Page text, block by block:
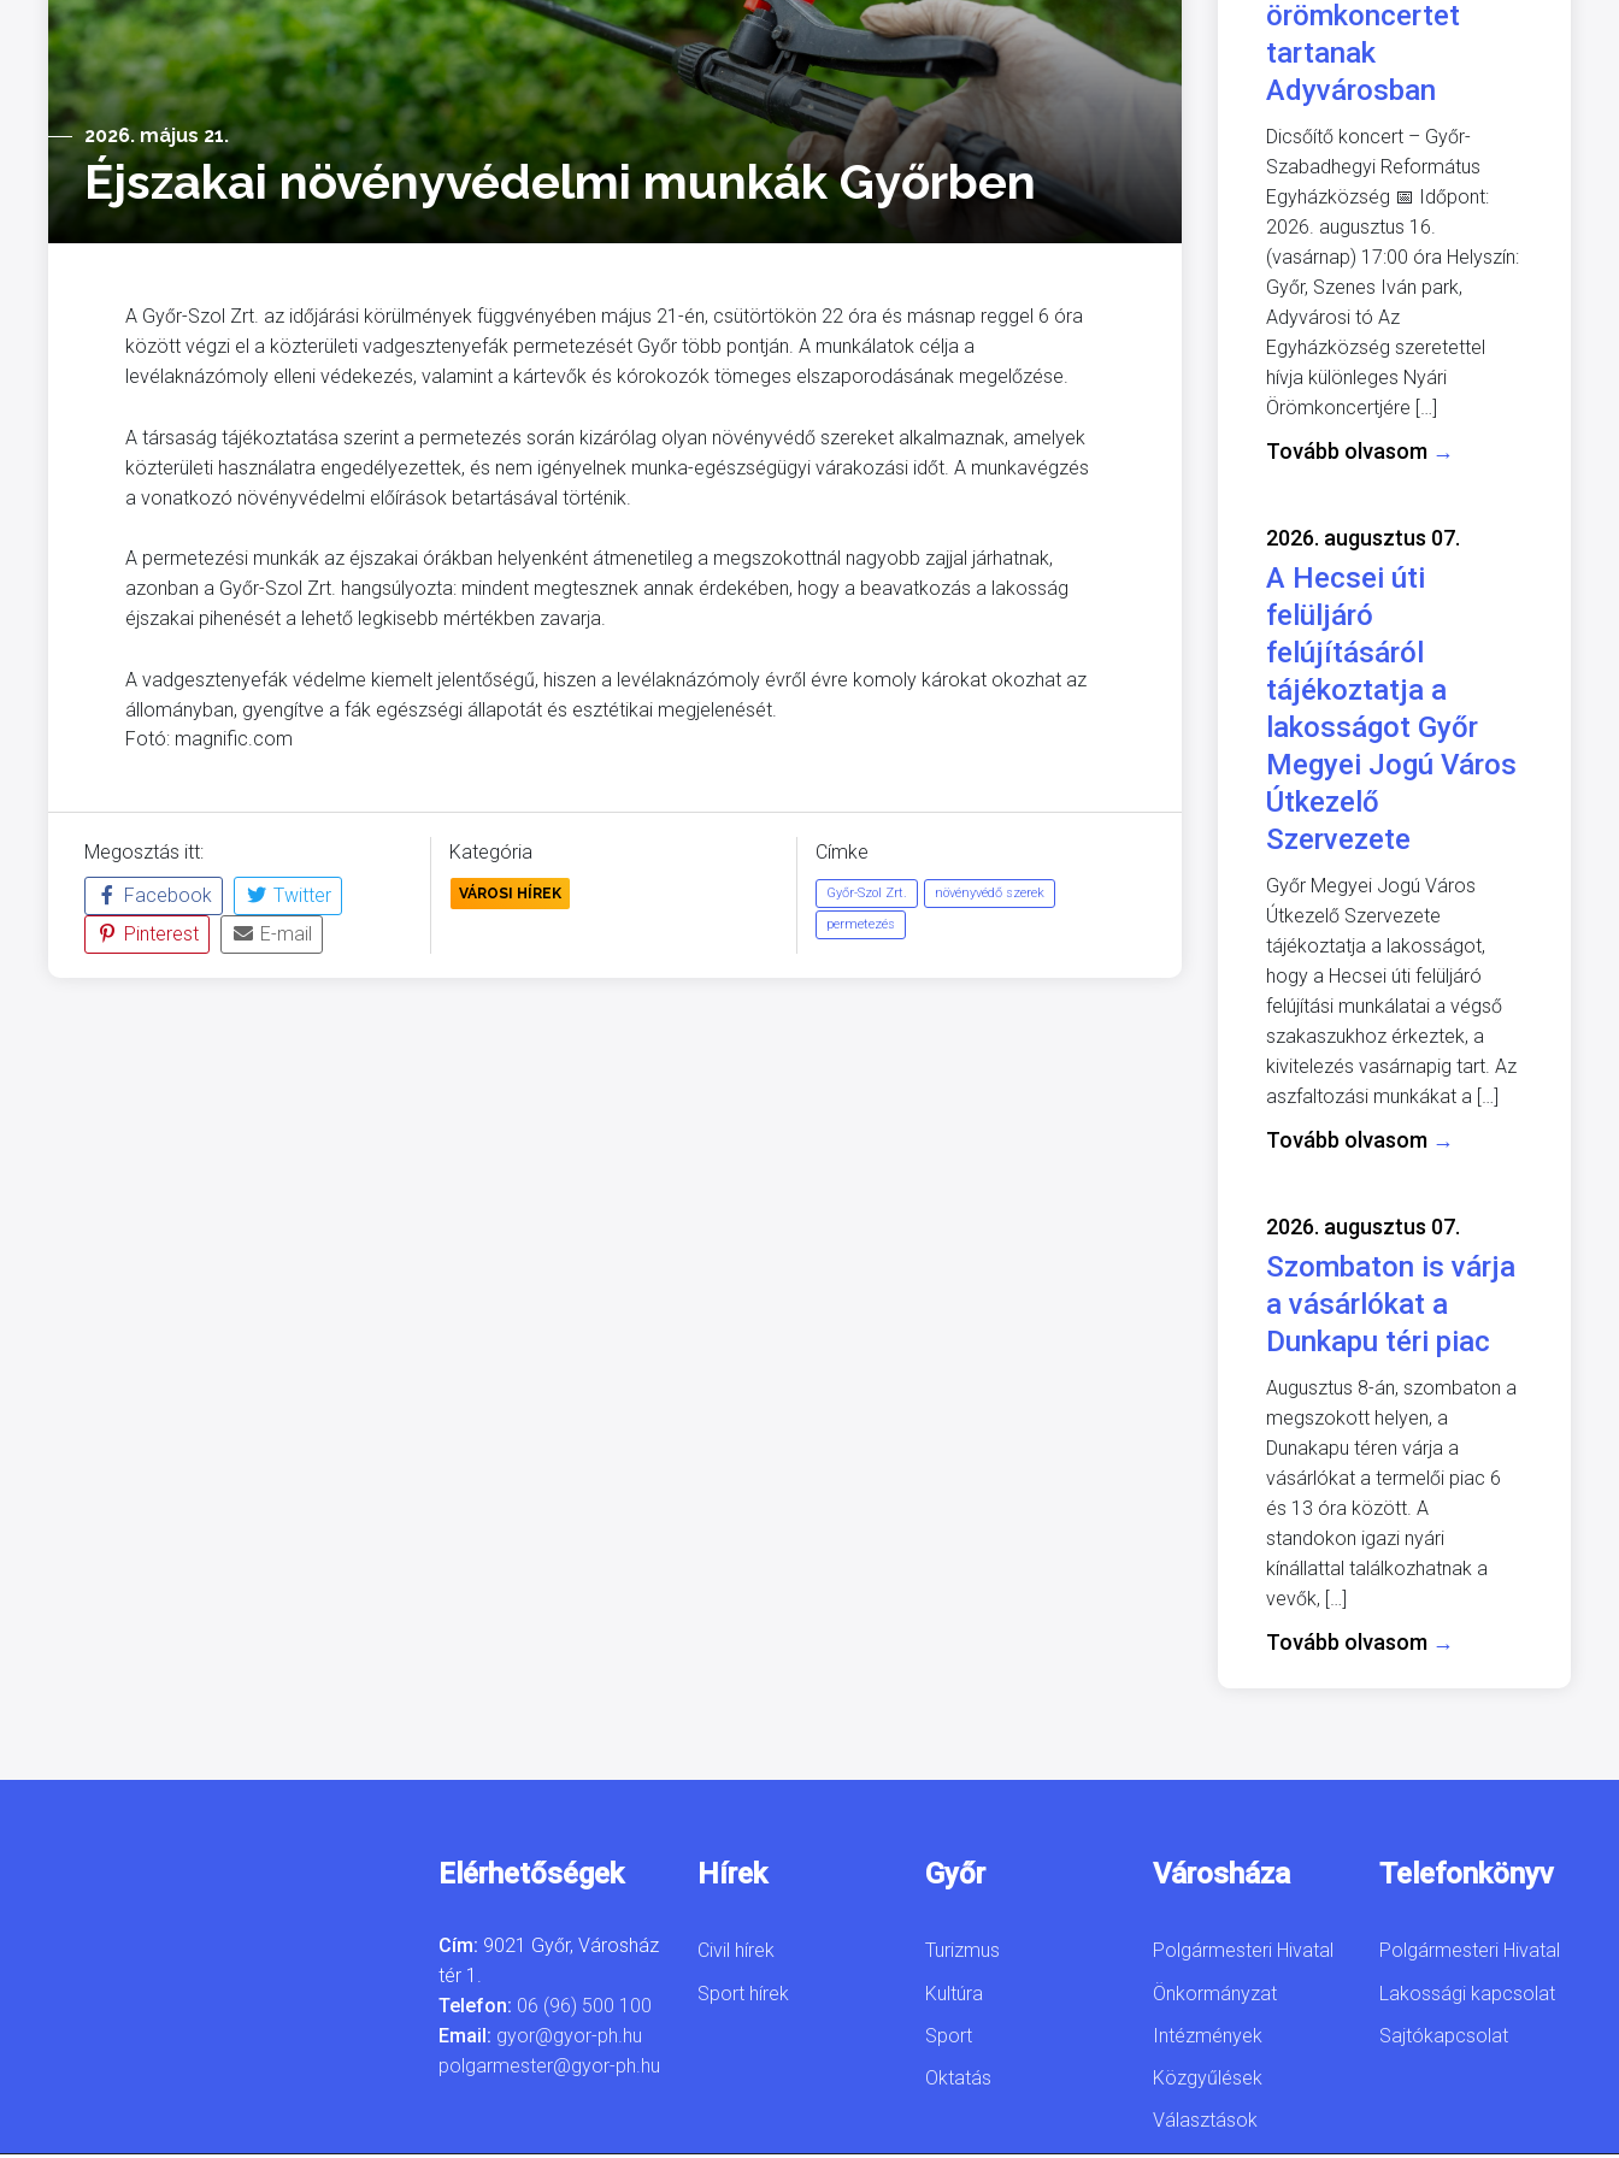
2026. május 21.
Éjszakai növényvédelmi munkák Győrben
A Győr-Szol Zrt. az időjárási körülmények függvényében május 21-én, csütörtökön 22 óra és másnap reggel 6 óra
között végzi el a közterületi vadgesztenyefák permetezését Győr több pontján. A munkálatok célja a
levélaknázómoly elleni védekezés, valamint a kártevők és kórokozók tömeges elszaporodásának megelőzése.
A társaság tájékoztatása szerint a permetezés során kizárólag olyan növényvédő szereket alkalmaznak, amelyek
közterületi használatra engedélyezettek, és nem igényelnek munka-egészségügyi várakozási időt. A munkavégzés
a vonatkozó növényvédelmi előírások betartásával történik.
A permetezési munkák az éjszakai órákban helyenként átmenetileg a megszokottnál nagyobb zajjal járhatnak,
azonban a Győr-Szol Zrt. hangsúlyozta: mindent megtesznek annak érdekében, hogy a beavatkozás a lakosság
éjszakai pihenését a lehető legkisebb mértékben zavarja.
A vadgesztenyefák védelme kiemelt jelentőségű, hiszen a levélaknázómoly évről évre komoly károkat okozhat az
állományban, gyengítve a fák egészségi állapotát és esztétikai megjelenését.
Fotó: magnific.com
Megosztás itt:
Facebook
Twitter
Pinterest
E-mail
Kategória
VÁROSI HÍREK
Címke
Győr-Szol Zrt.
növényvédő szerek
permetezés
örömkoncertet
tartanak
Adyvárosban
Dicsőítő koncert – Győr-
Szabadhegyi Református
Egyházközség 📅 Időpont:
2026. augusztus 16.
(vasárnap) 17:00 óra Helyszín:
Győr, Szenes Iván park,
Adyvárosi tó Az
Egyházközség szeretettel
hívja különleges Nyári
Örömkoncertjére […]
Tovább olvasom →
2026. augusztus 07.
A Hecsei úti
felüljáró
felújításáról
tájékoztatja a
lakosságot Győr
Megyei Jogú Város
Útkezelő
Szervezete
Győr Megyei Jogú Város
Útkezelő Szervezete
tájékoztatja a lakosságot,
hogy a Hecsei úti felüljáró
felújítási munkálatai a végső
szakaszukhoz érkeztek, a
kivitelezés vasárnapig tart. Az
aszfaltozási munkákat a […]
Tovább olvasom →
2026. augusztus 07.
Szombaton is várja
a vásárlókat a
Dunkapu téri piac
Augusztus 8-án, szombaton a
megszokott helyen, a
Dunakapu téren várja a
vásárlókat a termelői piac 6
és 13 óra között. A
standokon igazi nyári
kínállattal találkozhatnak a
vevők, […]
Tovább olvasom →
Elérhetőségek
Cím: 9021 Győr, Városház
tér 1.
Telefon: 06 (96) 500 100
Email: gyor@gyor-ph.hu
polgarmester@gyor-ph.hu
Hírek
Civil hírek
Sport hírek
Győr
Turizmus
Kultúra
Sport
Oktatás
Városháza
Polgármesteri Hivatal
Önkormányzat
Intézmények
Közgyűlések
Választások
Telefonkönyv
Polgármesteri Hivatal
Lakossági kapcsolat
Sajtókapcsolat